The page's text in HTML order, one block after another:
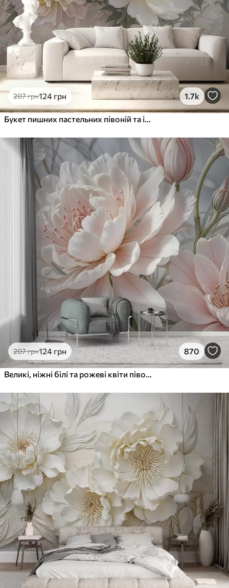
1216730грн /м²
Peel and Stick
1458875 /м²
207грн124 грн 1.7k
207грн124 грн 870